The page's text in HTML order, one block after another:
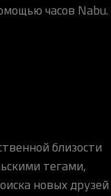
часов Nabu.
близости
тегами,
новых друзей